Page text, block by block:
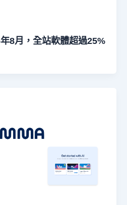
8月，全站軟體超過25%